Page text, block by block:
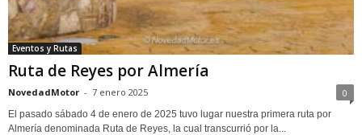
Eventos y Rutas
Ruta de Reyes por Almería
NovedadMotor - 7 enero 2025 0
El pasado sábado 4 de enero de 2025 tuvo lugar nuestra primera ruta por
Almería denominada Ruta de Reyes, la cual transcurrió por la...